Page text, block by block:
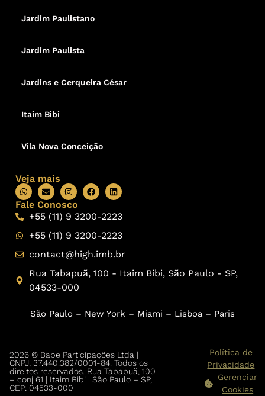
Jardim Paulistano
Jardim Paulista
Jardins e Cerqueira César
Itaim Bibi
Vila Nova Conceição
Veja mais
Fale Conosco
+55 (11) 9 3200-2223
+55 (11) 9 3200-2223
contact@high.imb.br
Rua Tabapuã, 100 - Itaim Bibi, São Paulo - SP,
04533-000
São Paulo – New York – Miami – Lisboa – Paris
2026 © Babe Participações Ltda |
CNPJ: 37.440.382/0001-84. Todos os
direitos reservados. Rua Tabapuã, 100
– conj 61 | Itaim Bibi | São Paulo – SP,
CEP: 04533-000
Política de
Privacidade
Gerenciar
Cookies